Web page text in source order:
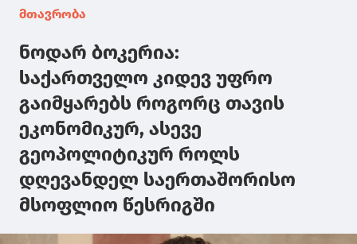
მთავრობა
ნოდარ ბოკერია:
საქართველო კიდევ უფრო
გაიმყარებს როგორც თავის
ეკონომიკურ, ასევე
გეოპოლიტიკურ როლს
დღევანდელ საერთაშორისო
მსოფლიო წესრიგში